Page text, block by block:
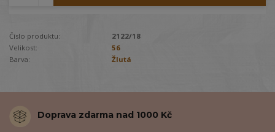
Číslo produktu:
2122/18
Velikost:
56
Barva:
Žlutá
Doprava zdarma nad 1000 Kč